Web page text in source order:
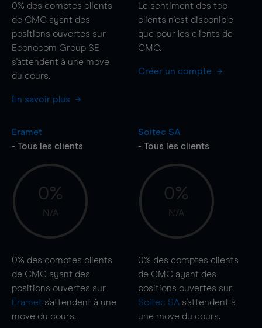
0% des comptes clients
de CMC ayant des
positions ouvertes sur
Econocom Group SE
s'attendent à une move
du cours.
En savoir plus
Le sentiment des top
clients n'est disponible
que pour les clients de
CMC.
Créer un compte
Eramet
- Tous les clients
0%
N/A
0% des comptes clients
de CMC ayant des
positions ouvertes sur
Eramet s'attendent à une
move du cours.
Soitec SA
- Tous les clients
0%
N/A
0% des comptes clients
de CMC ayant des
positions ouvertes sur
Soitec SA s'attendent à
une move du cours.